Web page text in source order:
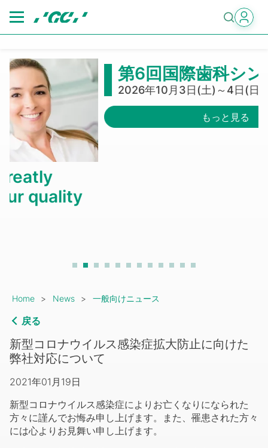
main
第6回国際歯科シンポジウム
2026年10月3日(土)～4日(日)
Breadcrumb
Home News 一般向けニュース
戻る
新型コロナウイルス感染症拡大防止に向けた
弊社対応について
2021年01月19日
新型コロナウイルス感染症によりお亡くなりになられた
方々に謹んでお悔み申し上げます。また、罹患された方々
には心よりお見舞い申し上げます。